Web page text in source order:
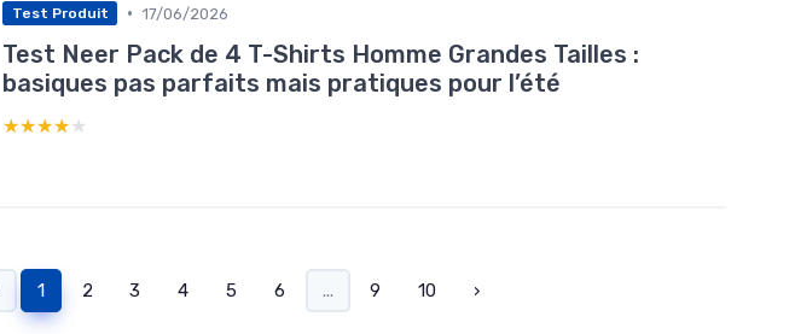
Test Produit • 17/06/2026
Test Neer Pack de 4 T-Shirts Homme Grandes Tailles :
basiques pas parfaits mais pratiques pour l’été
★★★★★
★★★★★
1 2 3 4 5 6 ... 9 10 ›